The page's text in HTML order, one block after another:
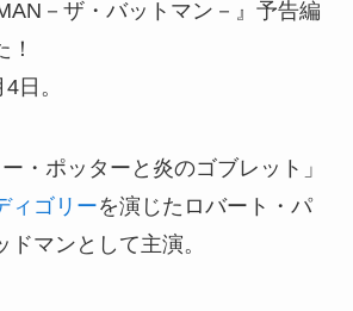
－ザ・バットマン－』予告編
日。
・ポッターと炎のゴブレット」
ィゴリーを演じたロバート・パ
マンとして主演。